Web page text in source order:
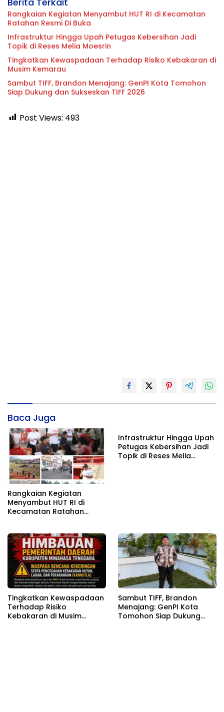
Rangkaian Kegiatan Menyambut HUT RI di Kecamatan
Ratahan Resmi Di Buka
Infrastruktur Hingga Upah Petugas Kebersihan Jadi
Topik di Reses Melia Moesrin
Tingkatkan Kewaspadaan Terhadap Risiko Kebakaran di
Musim Kemarau
Sambut TIFF, Brandon Menajang: ​GenPI Kota Tomohon
Siap Dukung dan Sukseskan TIFF 2026
Post Views: 493
Baca Juga
Rangkaian Kegiatan
Menyambut HUT RI di
Kecamatan Ratahan
Infrastruktur Hingga Upah
Petugas Kebersihan Jadi
Topik di Reses Melia
Tingkatkan Kewaspadaan
Terhadap Risiko
Kebakaran di Musim
Sambut TIFF, Brandon
Menajang: ​GenPI Kota
Tomohon Siap Dukung